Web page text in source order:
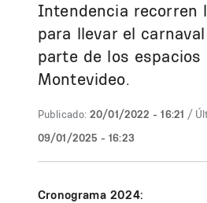
Intendencia recorren
para llevar el
parte de los espacios
Montevideo.
Publicado: 20/01/2022 - 16:21 /
09/01/2025 - 16:23
Cronograma 2024: